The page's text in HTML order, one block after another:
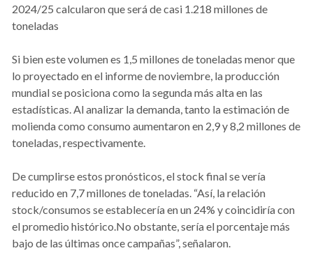
2024/25 calcularon que será de casi 1.218 millones de
toneladas
Si bien este volumen es 1,5 millones de toneladas menor que
lo proyectado en el informe de noviembre, la producción
mundial se posiciona como la segunda más alta en las
estadísticas. Al analizar la demanda, tanto la estimación de
molienda como consumo aumentaron en 2,9 y 8,2 millones de
toneladas, respectivamente.
De cumplirse estos pronósticos, el stock final se vería
reducido en 7,7 millones de toneladas. “Así, la relación
stock/consumos se establecería en un 24% y coincidiría con
el promedio histórico.No obstante, sería el porcentaje más
bajo de las últimas once campañas”, señalaron.